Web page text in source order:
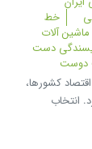
خط
آلات
دست
دوست
کشورها،
انتخاب